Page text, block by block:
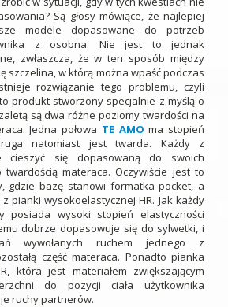
Są głosy mówiące, że najlepiej
modele dopasowane do potrzeb
z osobna. Nie jest to jednak
zwłaszcza, że w ten sposób między
szczelina, w którą można wpaść podczas
rozwiązanie tego problemu, czyli
produkt stworzony specjalnie z myślą o
są dwa różne poziomy twardości na
Jedna połowa TE AMO ma stopień
natomiast jest twarda. Każdy z
cieszyć się dopasowaną do swoich
materaca. Oczywiście jest to
gdzie bazę stanowi formatka pocket, a
pianki wysokoelastycznej HR. Jak każdy
posiada wysoki stopień elastyczności
dobrze dopasowuje się do sylwetki, i
wywołanych ruchem jednego z
część materaca. Ponadto pianka
która jest materiałem zwiększającym
do pozycji ciała użytkownika
ruchy partnerów.